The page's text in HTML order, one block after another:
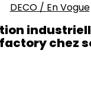
DECO/ En Vogue
factory chez